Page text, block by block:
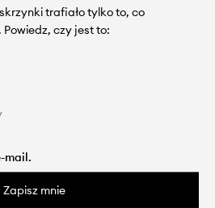
trafiało tylko to, co
czy jest to:
Zapisz mnie